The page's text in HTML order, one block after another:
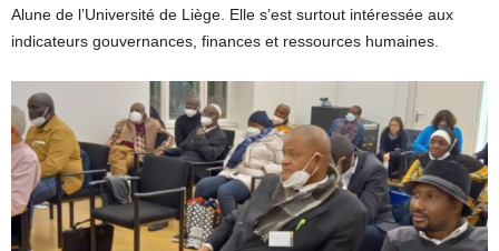
Alune de l’Université de Liège. Elle s’est surtout intéressée aux
indicateurs gouvernances, finances et ressources humaines.